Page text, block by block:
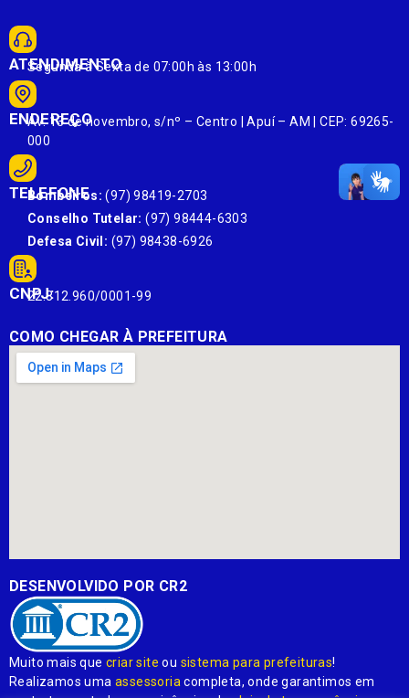
ATENDIMENTO
Segunda à Sexta de 07:00h às 13:00h
ENDEREÇO
Av. 13 de novembro, s/nº – Centro | Apuí – AM | CEP: 69265-
000
TELEFONE
Bombeiros: (97) 98419-2703
Conselho Tutelar: (97) 98444-6303
Defesa Civil: (97) 98438-6926
CNPJ:
22.812.960/0001-99
COMO CHEGAR À PREFEITURA
DESENVOLVIDO POR CR2
Muito mais quecriar site ou sistema para prefeituras!
Realizamos umaassessoria completa, onde garantimos em